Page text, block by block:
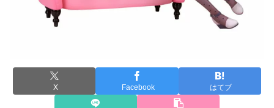
X Facebook はてブ